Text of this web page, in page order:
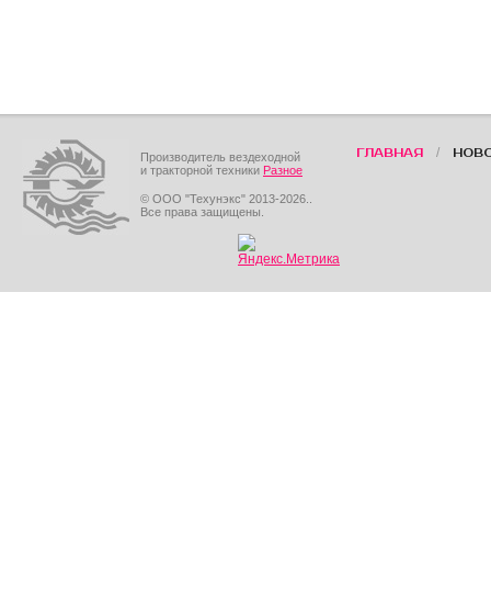
Производитель вездеходной
и тракторной техники Разное
© ООО "Техунэкс" 2013-2026..
Все права защищены.
ГЛАВНАЯ /